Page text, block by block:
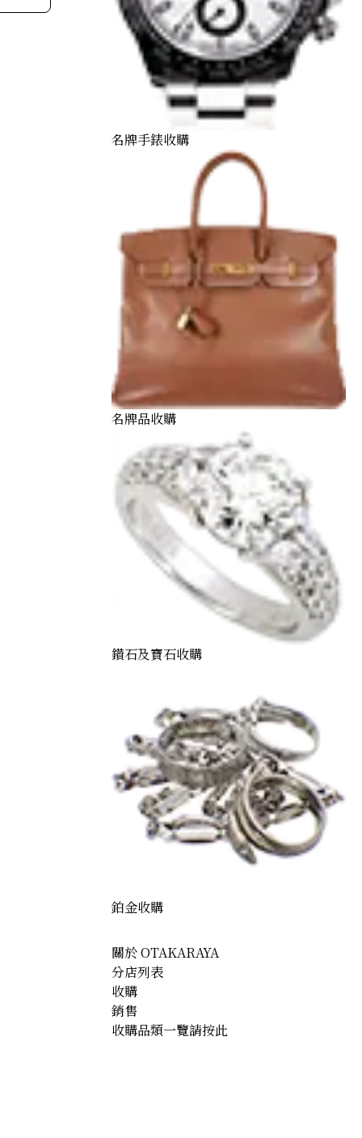
名牌手錶收購
名牌品收購
鑽石及寶石收購
鉑金收購
關於 OTAKARAYA
分店列表
收購
銷售
收購品類一覽請按此